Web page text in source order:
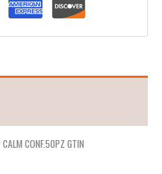
CONF.50PZ GTIN